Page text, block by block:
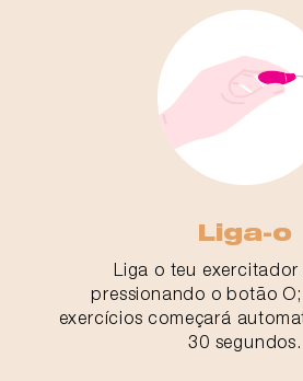
Liga-o
Liga o teu exercitador
pressionando o botão
exercícios começará
30 segundos.